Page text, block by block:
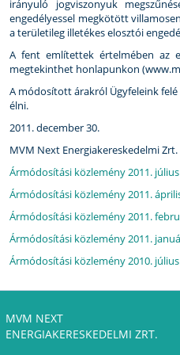
irányuló jogviszonyuk
engedélyessel megkötött
a területileg illetékes elosztói
A fent említettek értelmében az
megtekinthet honlapunkon
A módosított árakról Ügyfeleink
élni.
2011. december 30.
MVM Next Energiakereskedelmi Zrt.
Ármódosítási közlemény 2011.
Ármódosítási közlemény 2011.
Ármódosítási közlemény 2011.
Ármódosítási közlemény 2011.
Ármódosítási közlemény 2010.
MVM NEXT
ENERGIAKERESKEDELMI ZRT.